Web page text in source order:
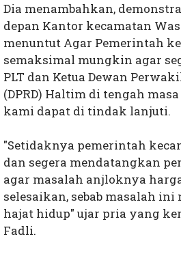
Dia menambahkan,
depan Kantor kecamatan
menuntut Agar Pemerintah
semaksimal mungkin agar
PLT dan Ketua Dewan
(DPRD) Haltim di tengah
kami dapat di tindak lanjuti.
"Setidaknya pemerintah
dan segera mendatangkan
agar masalah anjloknya
selesaikan, sebab masalah
hajat hidup" ujar pria yang
Fadli.